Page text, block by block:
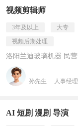
视频剪辑师
3年及以上 大专
视频后期处理
洛阳兰迪玻璃机器 民营
孙先生 人事经理
AI 短剧 漫剧 导演